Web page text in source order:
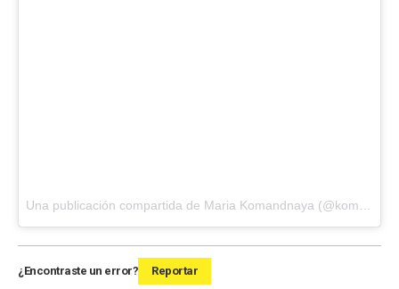
¿Encontraste un error? Reportar